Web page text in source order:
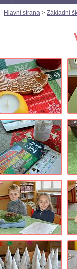
Hlavní strana > Základní